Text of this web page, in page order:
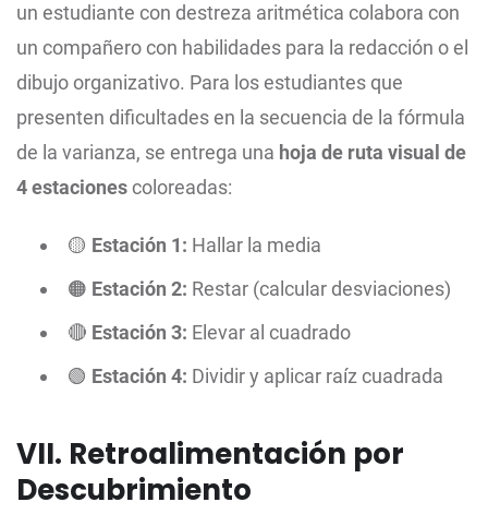
un estudiante con destreza aritmética colabora con
un compañero con habilidades para la redacción o el
dibujo organizativo. Para los estudiantes que
presenten dificultades en la secuencia de la fórmula
de la varianza, se entrega una hoja de ruta visual de
4 estaciones coloreadas:
🟡 Estación 1: Hallar la media
🟠 Estación 2: Restar (calcular desviaciones)
🔴 Estación 3: Elevar al cuadrado
🟢 Estación 4: Dividir y aplicar raíz cuadrada
VII. Retroalimentación por
Descubrimiento